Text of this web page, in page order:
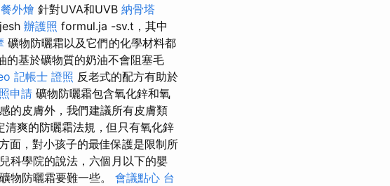
外燴 針對UVA和UVB 納骨塔
辦護照 formul.ja -sv.t，其中
礦物防曬霜以及它們的化學材料都
的基於礦物質的奶油不會阻塞毛
記帳士 證照 反老式的配方有助於
申請 礦物防曬霜包含氧化鋅和氧
的皮膚外，我們建議所有皮膚類
爽的防曬霜法規，但只有氧化鋅
面，對小孩子的最佳保護是限制所
科學院的說法，六個月以下的嬰
物防曬霜要難一些。 會議點心 台